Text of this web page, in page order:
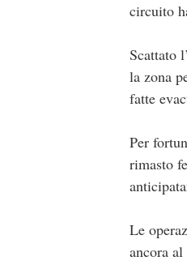
circuito
Scattato
la zona
fatte
Per
rimasto
Le
ancora al